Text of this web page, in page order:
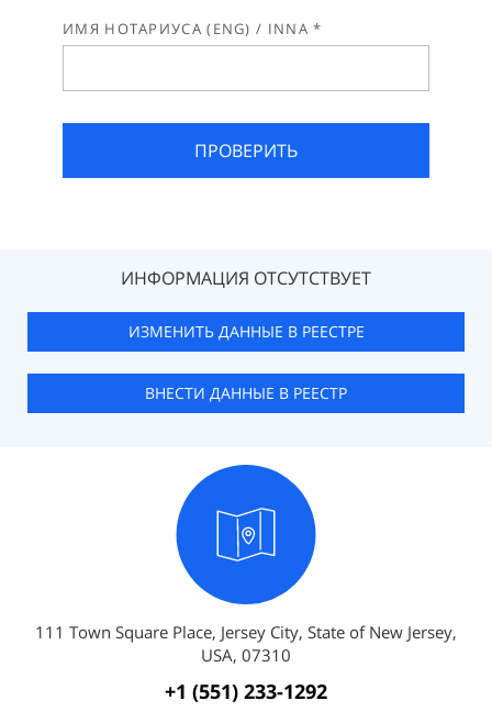
ИМЯ НОТАРИУСА (ENG) / INNA *
ПРОВЕРИТЬ
ИНФОРМАЦИЯ ОТСУТСТВУЕТ
ИЗМЕНИТЬ ДАННЫЕ В РЕЕСТРЕ
ВНЕСТИ ДАННЫЕ В РЕЕСТР
111 Town Square Place, Jersey City, State of New Jersey,
USA, 07310
+1 (551) 233-1292